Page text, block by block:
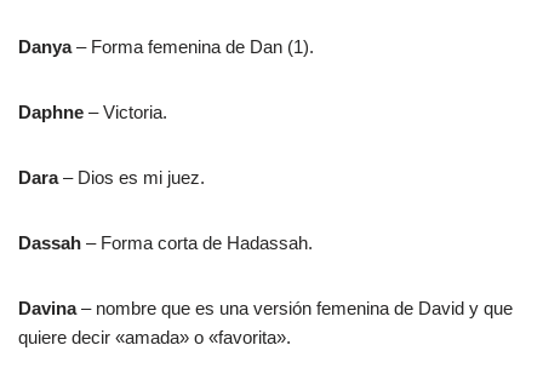
Danya– Forma femenina de Dan (1).
Daphne – Victoria.
Dara– Dios es mi juez.
Dassah – Forma corta de Hadassah.
Davina– nombre que es una versión femenina de David y que
quiere decir «amada» o «favorita».